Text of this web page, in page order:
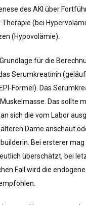
des AKI über
Therapie (bei
(Hypovolämie).
für die
Serumkreatinin
Formel). Das
Das sollte
sich die vom Labor
Dame anschaut
Bei ersterer mag
überschätzt, bei
Fall wird die